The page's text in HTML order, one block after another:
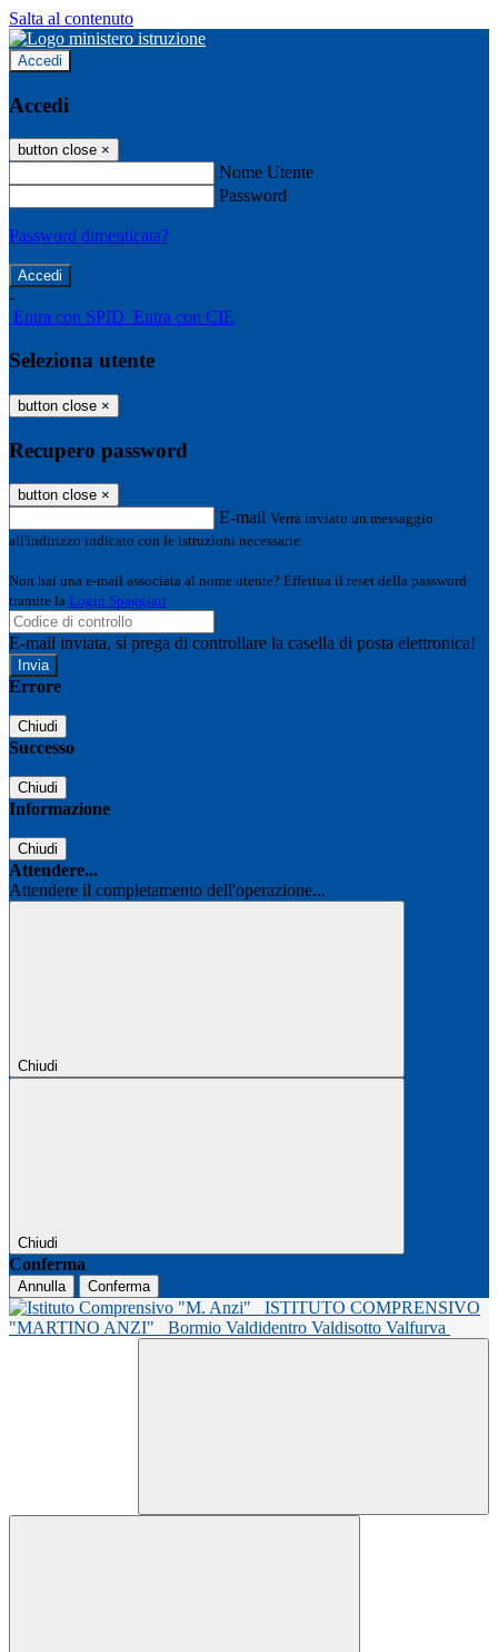
Salta al contenuto
Accedi
Accedi
button close ×
Nome Utente
Password
Password dimenticata?
-
Entra con SPID Entra con CIE
Seleziona utente
button close ×
Recupero password
button close ×
E-mail Verrà inviato un messaggio
all'indirizzo indicato con le istruzioni necessarie.
Non hai una e-mail associata al nome utente? Effettua il reset della password
tramite la Login Spaggiari
E-mail inviata, si prega di controllare la casella di posta elettronica!
Errore
Chiudi
Successo
Chiudi
Informazione
Chiudi
Attendere...
Attendere il completamento dell'operazione...
Chiudi
Chiudi
Conferma
Annulla Conferma
ISTITUTO COMPRENSIVO
"MARTINO ANZI"
Bormio Valdidentro Valdisotto Valfurva